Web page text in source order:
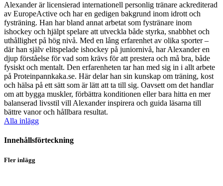
Alexander är licensierad internationell personlig tränare ackrediterad
av EuropeActive och har en gedigen bakgrund inom idrott och
fysträning. Han har bland annat arbetat som fystränare inom
ishockey och hjälpt spelare att utveckla både styrka, snabbhet och
uthållighet på hög nivå. Med en lång erfarenhet av olika sporter –
där han själv elitspelade ishockey på juniornivå, har Alexander en
djup förståelse för vad som krävs för att prestera och må bra, både
fysiskt och mentalt. Den erfarenheten tar han med sig in i allt arbete
på Proteinpannkaka.se. Här delar han sin kunskap om träning, kost
och hälsa på ett sätt som är lätt att ta till sig. Oavsett om det handlar
om att bygga muskler, förbättra konditionen eller bara hitta en mer
balanserad livsstil vill Alexander inspirera och guida läsarna till
bättre vanor och hållbara resultat.
Alla inlägg
Innehållsförteckning
Fler inlägg